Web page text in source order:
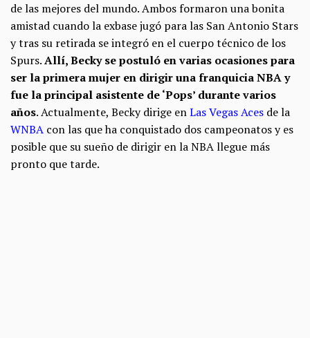
de las mejores del mundo. Ambos formaron una bonita
amistad cuando la exbase jugó para las San Antonio Stars
y tras su retirada se integró en el cuerpo técnico de los
Spurs.Allí, Becky se postuló en varias ocasiones para
ser la primera mujer en dirigir una franquicia NBA y
fue la principal asistente de ‘Pops’ durante varios
años. Actualmente, Becky dirige enLas Vegas Aces de la
WNBA con las que ha conquistado dos campeonatos y es
posible que su sueño de dirigir en la NBA llegue más
pronto que tarde.